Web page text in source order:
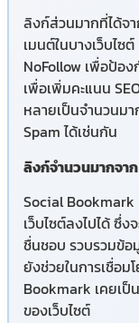
ลิงก์ส่วนมากที่ได้จ
เมนต์ในบางเว็บไซ
NoFollow เพื่อป้อ
เพื่อเพิ่มคะแนน
หลายเป็นจำนวนม
Spam ได้เช่นกัน
ลิงก์จำนวนมากจา
Social
เว็บไซต์ลงไปได้ ซึ่ง
ชื่นชอบ รวบรวมข้
ยังช่วยในการเชื่อม
Bookmark เคยเป็
ของเว็บไซต์